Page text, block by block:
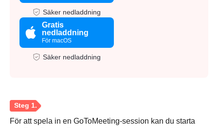
Säker nedladdning
Gratis
nedladdning
För macOS
Säker nedladdning
För att spela in en GoToMeeting-session kan du starta